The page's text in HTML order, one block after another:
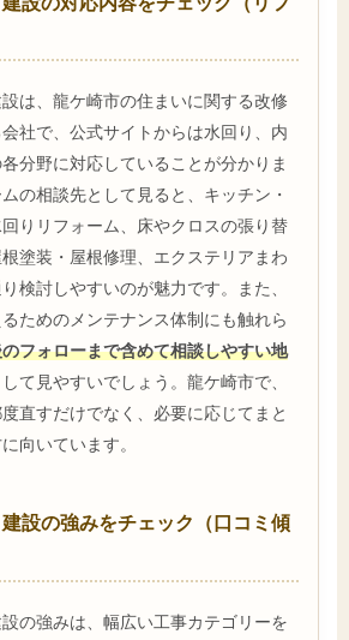
は、龍ケ崎市の住まいに関する改修
社で、公式サイトからは水回り、内
分野に対応していることが分かりま
の相談先として見ると、キッチン・
りリフォーム、床やクロスの張り替
塗装・屋根修理、エクステリアまわ
検討しやすいのが魅力です。また、
ためのメンテナンス体制にも触れら
フォローまで含めて相談しやすい地
して見やすいでしょう。龍ケ崎市で、
直すだけでなく、必要に応じてまと
向いています。
設の強みをチェック（口コミ傾
の強みは、幅広い工事カテゴリーを